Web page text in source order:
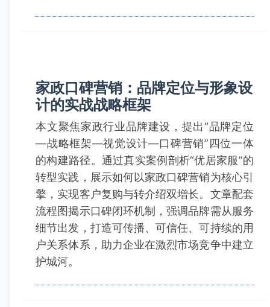
家政口碑营销：品牌定位与形象设
计的实战战略框架
本文聚焦家政行业品牌建设，提出“品牌定位
—战略框架—视觉设计—口碑营销”四位一体
的构建路径。通过真实案例剖析“优居家服”的
转型实践，展示如何以家政口碑营销为核心引
擎，实现客户复购与转介绍双增长。文章配套
流程图揭示口碑闭环机制，强调品牌需从服务
细节出发，打造可传播、可信任、可持续的用
户关系体系，助力企业在激烈市场竞争中建立
护城河。